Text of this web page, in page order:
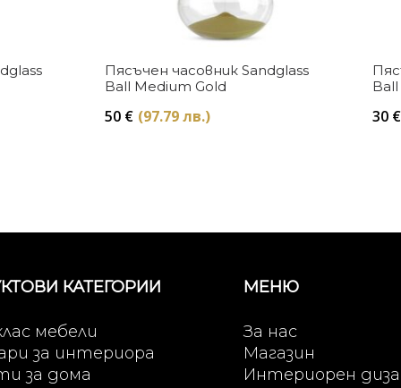
Купи
Пясъчен часовник Sandglass
Ball Medium Gold
50 € (97.79 лв.)
Ball
30 €
КАТЕГОРИИ
мебели
за интериора
за дома
МЕНЮ
За нас
Магазин
Интериорен